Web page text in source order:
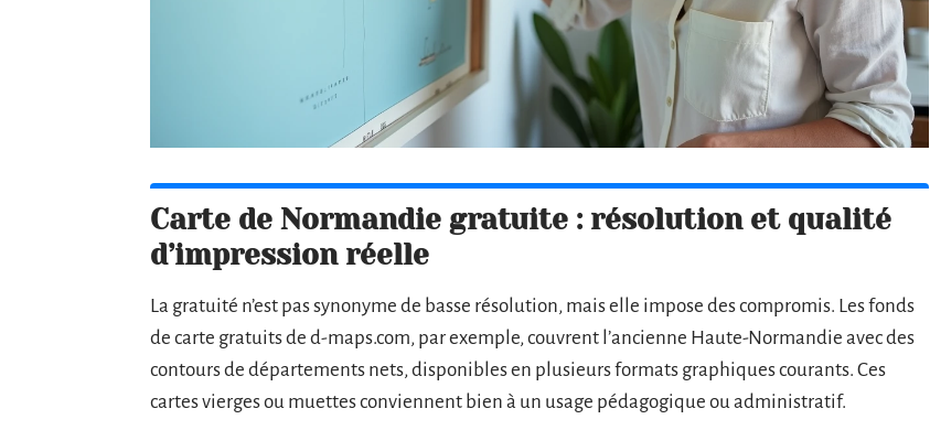
Carte de Normandie gratuite : résolution et qualité
d’impression réelle
La gratuité n’est pas synonyme de basse résolution, mais elle impose des compromis. Les fonds
de carte gratuits de d-maps.com, par exemple, couvrent l’ancienne Haute-Normandie avec des
contours de départements nets, disponibles en plusieurs formats graphiques courants. Ces
cartes vierges ou muettes conviennent bien à un usage pédagogique ou administratif.